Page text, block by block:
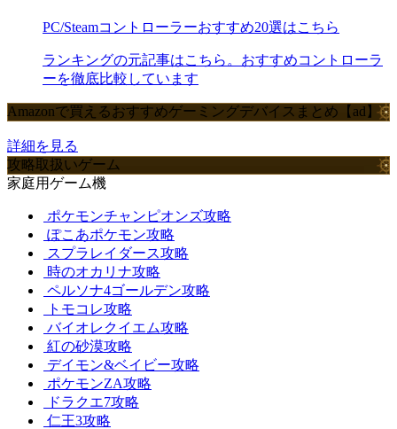
PC/Steamコントローラーおすすめ20選はこちら
ランキングの元記事はこちら。おすすめコントローラ
ーを徹底比較しています
Amazonで買えるおすすめゲーミングデバイスまとめ【ad】
詳細を見る
攻略取扱いゲーム
家庭用ゲーム機
ポケモンチャンピオンズ攻略
ぽこあポケモン攻略
スプラレイダース攻略
時のオカリナ攻略
ペルソナ4ゴールデン攻略
トモコレ攻略
バイオレクイエム攻略
紅の砂漠攻略
デイモン&ベイビー攻略
ポケモンZA攻略
ドラクエ7攻略
仁王3攻略